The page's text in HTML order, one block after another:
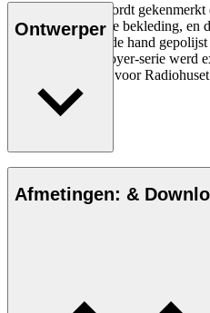
De Foyer Chair wordt gekenmerkt
het eikenhout en de bekleding, en
grootste zorg met de hand
voorkomen. De Foyer-serie werd
Vilhelm Lauritzen voor
Lees meer
Ontwerper
Vilhelm Lauritzen (1894-1984)
Deense architecten van zijn tijd.
het Deense modernisme met
van een toen nieuwe en
functie volgt. Gedurende zijn
de benadering dat architectuur
zijn – niet alleen voor een selecte
Maak kennis met Vilhelm Lauritzen
Afmetingen: &